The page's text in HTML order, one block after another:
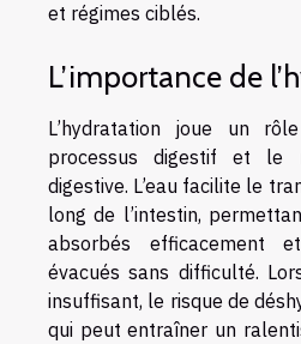
et régimes ciblés.
L’importance de
L’hydratation joue un
processus digestif et le
digestive. L’eau facilite le
long de l’intestin,
absorbés efficacement
évacués sans difficulté.
insuffisant, le risque de
qui peut entraîner un